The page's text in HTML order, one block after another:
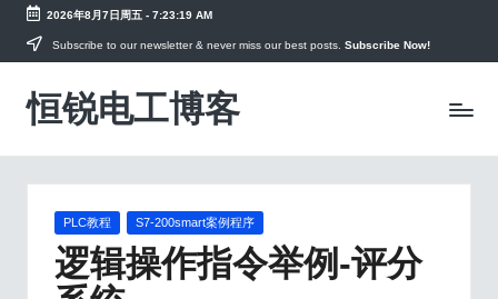
Skip
content
2026年8月7日周五- 7:23:19 AM
Subscribe to our newsletter & never miss our best posts. Subscribe Now!
恒锐电工博客
电
工
Posted
in
PLC教程 S7-200smart案例程序
逻辑操作指令举例-评分